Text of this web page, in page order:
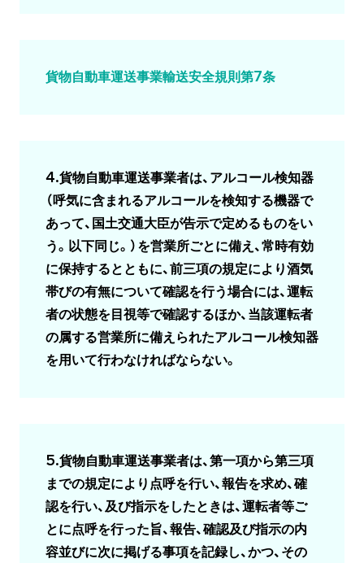
貨物自動車運送事業輸送安全規則第7条
4.貨物自動車運送事業者は、アルコール検知器
（呼気に含まれるアルコールを検知する機器で
あって、国土交通大臣が告示で定めるものをい
う。以下同じ。）を営業所ごとに備え、常時有効
に保持するとともに、前三項の規定により酒気
帯びの有無について確認を行う場合には、運転
者の状態を目視等で確認するほか、当該運転者
の属する営業所に備えられたアルコール検知器
を用いて行わなければならない。
5.貨物自動車運送事業者は、第一項から第三項
までの規定により点呼を行い、報告を求め、確
認を行い、及び指示をしたときは、運転者等ご
とに点呼を行った旨、報告、確認及び指示の内
容並びに次に掲げる事項を記録し、かつ、その